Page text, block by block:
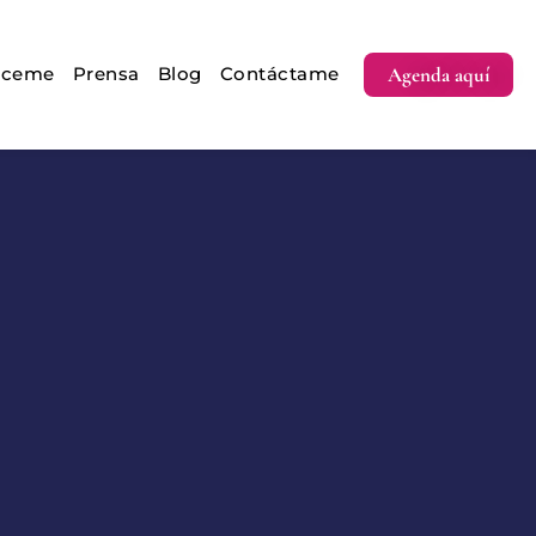
Prensa Blog Contáctame Agenda aquí